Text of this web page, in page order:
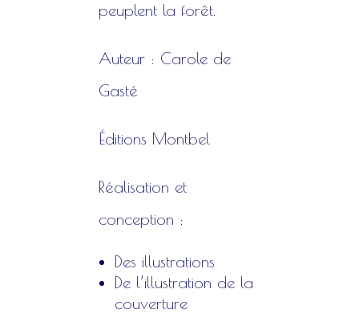
peuplent la forêt.
Auteur : Carole de
Gasté
Éditions Montbel
Réalisation et
conception :
Des illustrations
De l’illustration de la
couverture